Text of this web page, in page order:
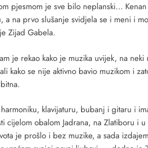
pjesmom je sve bilo neplanski…
a na prvo slušanje svidjela se i meni i
Zijad Gabela.
je rekao kako je muzika uvijek, na
kako se nije aktivno bavio muzikom i
klavijaturu, bubanj i gitaru i
cijelom obalom Jadrana, na Zlatiboru i
je prošlo i bez muzike, a sada